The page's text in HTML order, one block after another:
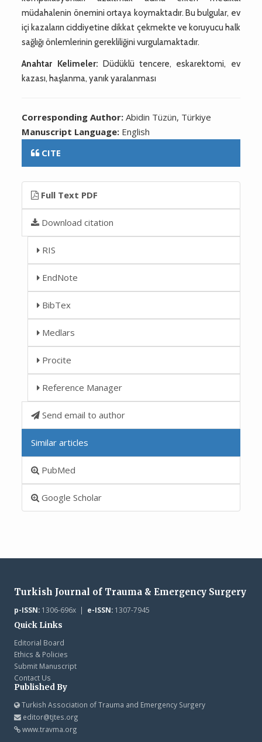
müdahalenin önemini ortaya koymaktadır. Bu bulgular, ev
içi kazaların ciddiyetine dikkat çekmekte ve koruyucu halk
sağlığı önlemlerinin gerekliliğini vurgulamaktadır.
Anahtar Kelimeler: Düdüklü tencere, eskarektomi, ev
kazası, haşlanma, yanık yaralanması
Corresponding Author:Abidin Tüzün, Türkiye
Manuscript Language: English
CITE
Full Text PDF
Download citation
RIS
EndNote
BibTex
Medlars
Procite
Reference Manager
Send email to author
Similar articles
PubMed
Google Scholar
Turkish Journal of Trauma & Emergency Surgery
p-ISSN:1306-696x | e-ISSN:1307-7945
Quick Links
Editorial Board
Ethics & Policies
Submit Manuscript
Contact Us
Published By
Turkish Association of Trauma and Emergency Surgery
editor@tjtes.org
www.travma.org